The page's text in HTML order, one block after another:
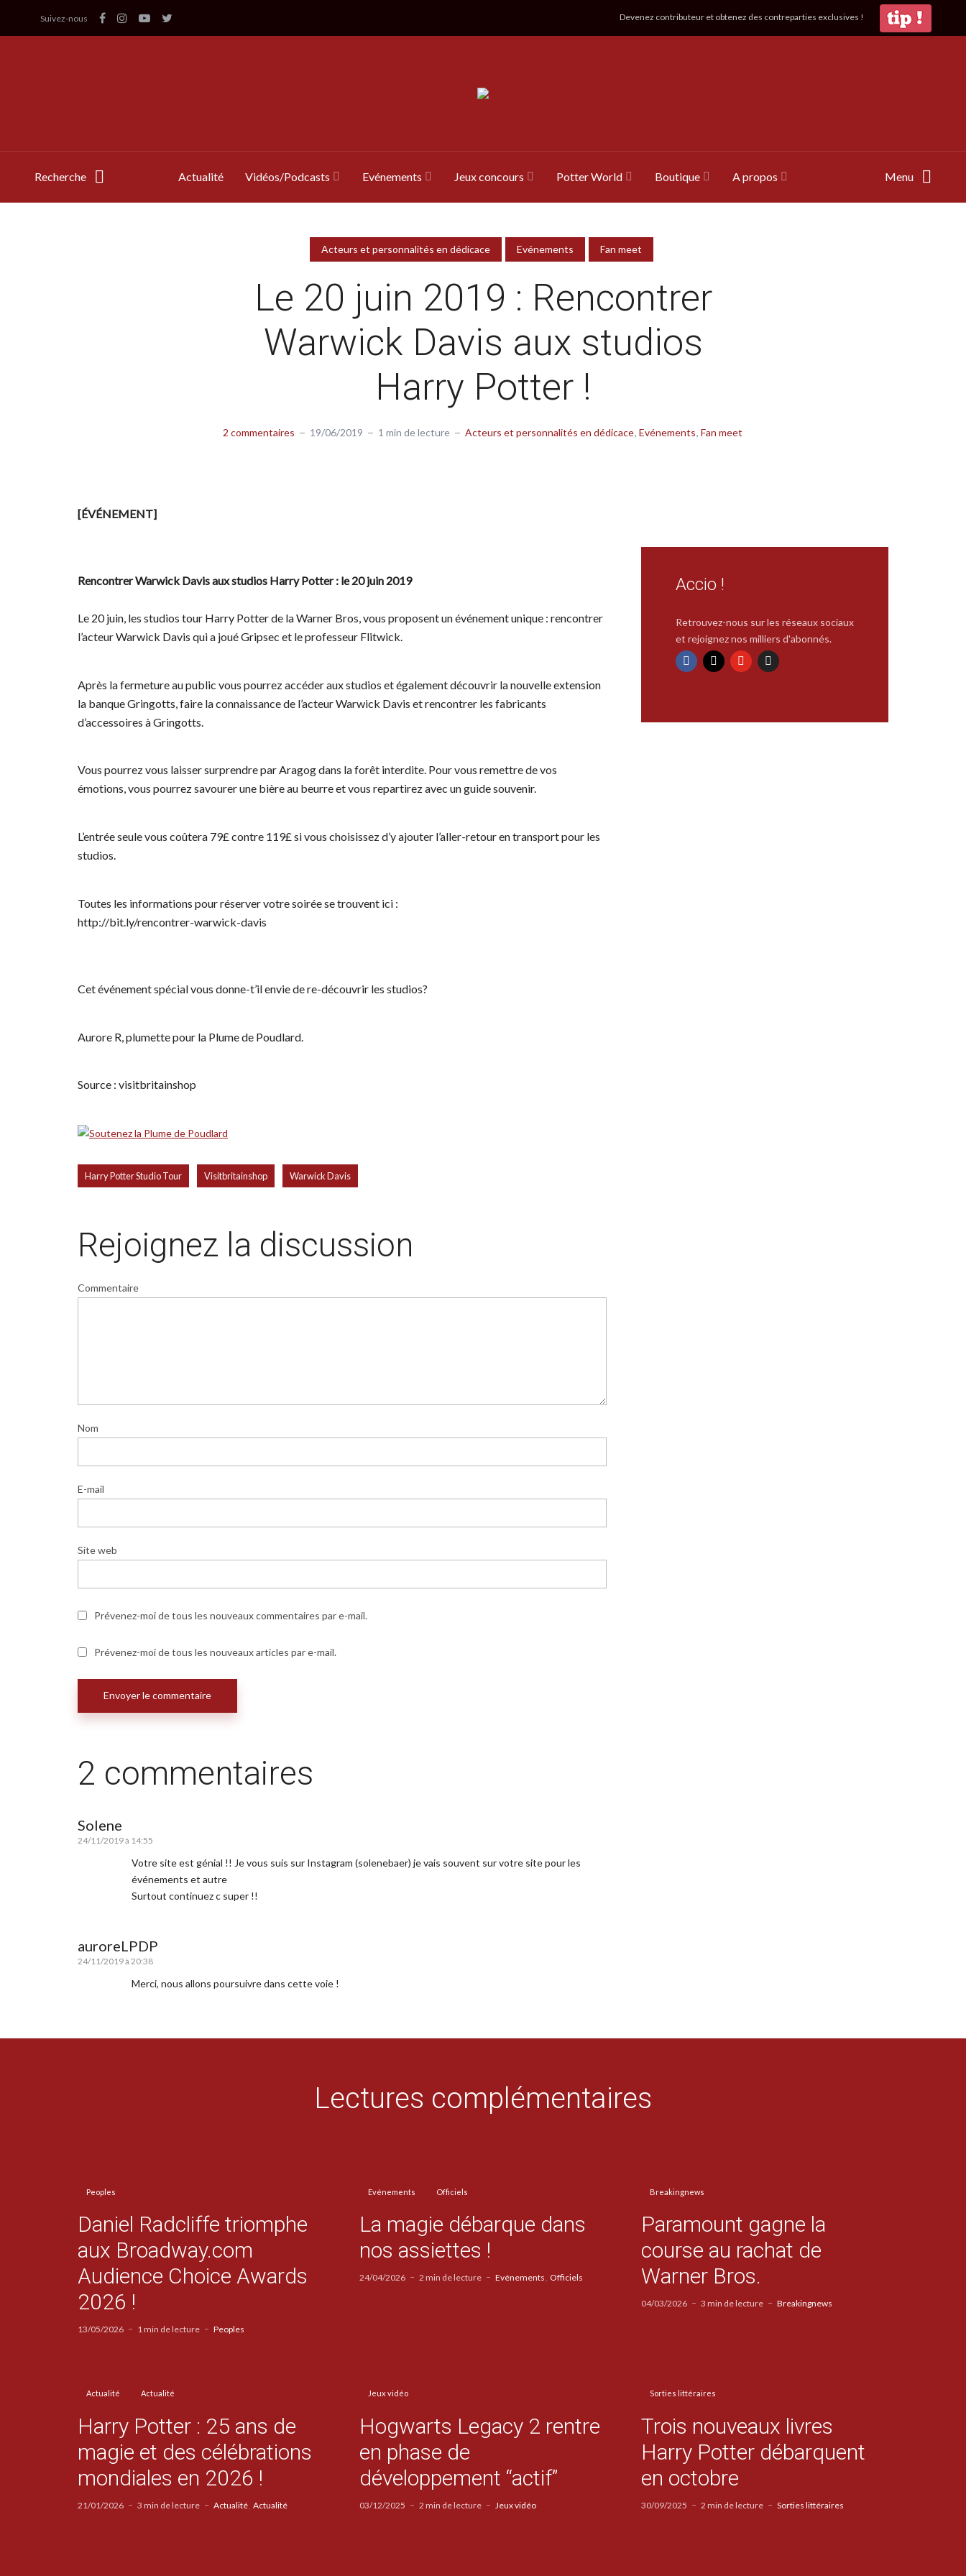
Suivez-nous Devenez contributeur et obtenez des contreparties exclusives !
Recherche Actualité Vidéos/Podcasts Evénements Jeux concours Potter World Boutique A propos Menu
Acteurs et personnalités en dédicace Evénements Fan meet
Le 20 juin 2019 : Rencontrer
Warwick Davis aux studios
Harry Potter !
2 commentaires 19/06/2019 1 min de lecture Acteurs et personnalités en dédicace Evénements Fan meet
[ÉVÉNEMENT]
Rencontrer Warwick Davis aux studios Harry Potter : le 20 juin 2019
Le 20 juin, les studios tour Harry Potter de la Warner Bros, vous proposent un événement unique : rencontrer
l’acteur Warwick Davis qui a joué Gripsec et le professeur Flitwick.
Après la fermeture au public vous pourrez accéder aux studios et également découvrir la nouvelle extension
la banque Gringotts, faire la connaissance de l’acteur Warwick Davis et rencontrer les fabricants
d’accessoires à Gringotts.
Vous pourrez vous laisser surprendre par Aragog dans la forêt interdite. Pour vous remettre de vos
émotions, vous pourrez savourer une bière au beurre et vous repartirez avec un guide souvenir.
L’entrée seule vous coûtera 79£ contre 119£ si vous choisissez d’y ajouter l’aller-retour en transport pour les
studios.
Toutes les informations pour réserver votre soirée se trouvent ici :
http://bit.ly/rencontrer-warwick-davis
Cet événement spécial vous donne-t’il envie de re-découvrir les studios?
Aurore R, plumette pour la Plume de Poudlard.
Source : visitbritainshop
Harry Potter Studio Tour Visitbritainshop Warwick Davis
Rejoignez la discussion
Commentaire
Nom
E-mail
Site web
Prévenez-moi de tous les nouveaux commentaires par e-mail.
Prévenez-moi de tous les nouveaux articles par e-mail.
2 commentaires
Solene
24/11/2019 à 14:55
Votre site est génial !! Je vous suis sur Instagram (solenebaer) je vais souvent sur votre site pour les
événements et autre
Surtout continuez c super !!
auroreLPDP
24/11/2019 à 20:38
Merci, nous allons poursuivre dans cette voie !
Accio !
Retrouvez-nous sur les réseaux sociaux
et rejoignez nos milliers d'abonnés.
Lectures complémentaires
Peoples
Daniel Radcliffe triomphe
aux Broadway.com
Audience Choice Awards
2026 !
13/05/2026 1 min de lecture Peoples
Evénements Officiels
La magie débarque dans
nos assiettes !
24/04/2026 2 min de lecture Evénements Officiels
Breakingnews
Paramount gagne la
course au rachat de
Warner Bros.
04/03/2026 3 min de lecture Breakingnews
Actualité Actualité
Harry Potter : 25 ans de
magie et des célébrations
mondiales en 2026 !
21/01/2026 3 min de lecture Actualité Actualité
Jeux vidéo
Hogwarts Legacy 2 rentre
en phase de
développement “actif”
03/12/2025 2 min de lecture Jeux vidéo
Sorties littéraires
Trois nouveaux livres
Harry Potter débarquent
en octobre
30/09/2025 2 min de lecture Sorties littéraires